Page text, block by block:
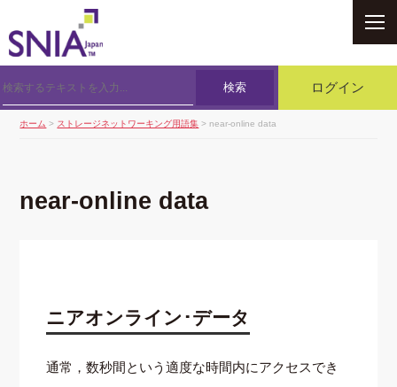
検索 ログイン
ホーム > ストレージネットワーキング用語集 > near-online data
near-online data
ニアオンライン･データ
通常，数秒間という適度な時間内にアクセスでき